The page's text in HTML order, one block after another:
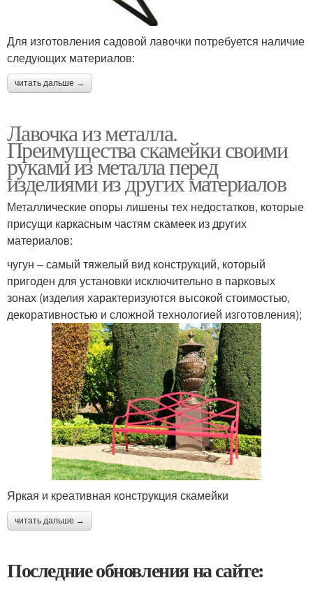
Для изготовления садовой лавочки потребуется наличие
следующих материалов:
читать дальше →
Лавочка из металла.
Преимущества скамейки своими
руками из металла перед
изделиями из других материалов
Металлические опоры лишены тех недостатков, которые
присущи каркасным частям скамеек из других
материалов:
чугун – самый тяжелый вид конструкций, который
пригоден для установки исключительно в парковых
зонах (изделия характеризуются высокой стоимостью,
декоративностью и сложной технологией изготовления);
Яркая и креативная конструкция скамейки
читать дальше →
Последние обновления на сайте: